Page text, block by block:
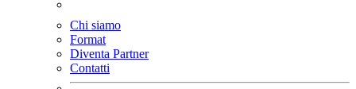
Chi siamo
Format
Diventa Partner
Contatti